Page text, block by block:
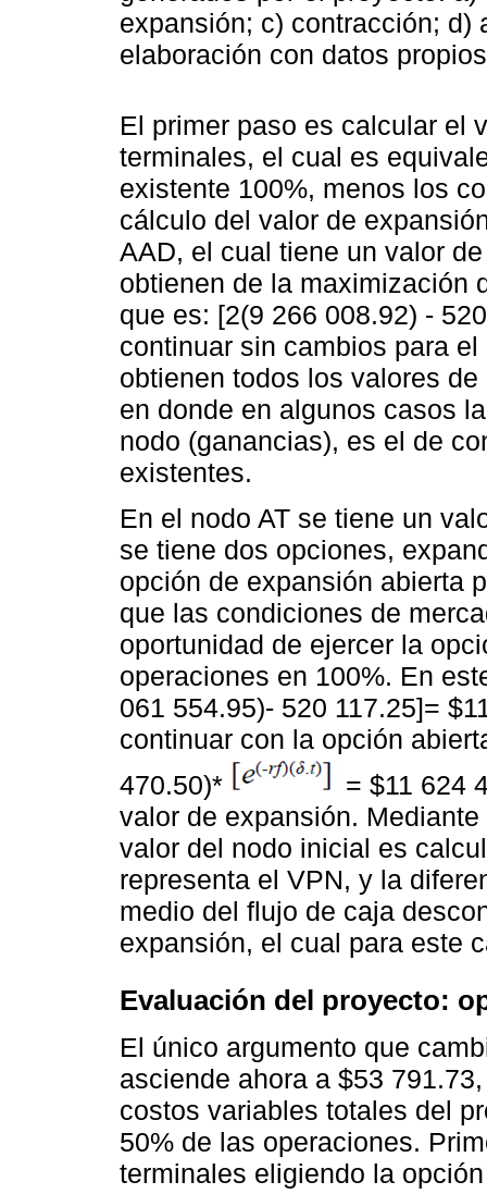
expansión; c) contracción; d)
elaboración con datos
El primer paso es calcular el
terminales, el cual es
existente 100%, menos los
cálculo del valor de
AAD, el cual tiene un valor
obtienen de la maximización
que es: [2(9 266 008.92) -
continuar sin cambios para
obtienen todos los valores
en donde en algunos casos
nodo (ganancias), es el de
existentes.
En el nodo AT se tiene un
se tiene dos opciones,
opción de expansión abierta
que las condiciones de
oportunidad de ejercer la
operaciones en 100%. En
061 554.95)- 520 117.25]=
continuar con la opción
470.50)*
= $11 624
valor de expansión.
valor del nodo inicial es
representa el VPN, y la
medio del flujo de caja
expansión, el cual para este
Evaluación del proyecto:
El único argumento que
asciende ahora a $53
costos variables totales del
50% de las operaciones.
terminales eligiendo la